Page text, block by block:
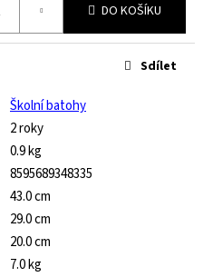
DO KOŠÍKU
Školní batohy
2 roky
0.9 kg
8595689348335
43.0 cm
29.0 cm
20.0 cm
7.0 kg
Sdílet